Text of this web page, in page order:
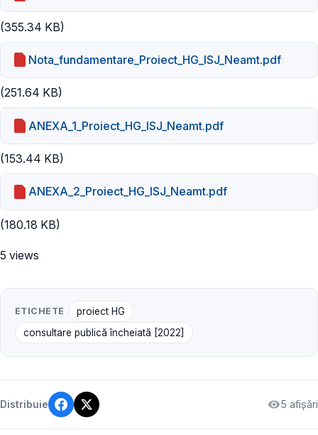
(355.34 KB)
Nota_fundamentare_Proiect_HG_ISJ_Neamt.pdf
(251.64 KB)
ANEXA_1_Proiect_HG_ISJ_Neamt.pdf
(153.44 KB)
ANEXA_2_Proiect_HG_ISJ_Neamt.pdf
(180.18 KB)
5 views
ETICHETE
proiect HG
consultare publică încheiată [2022]
Distribuie 5 afișări